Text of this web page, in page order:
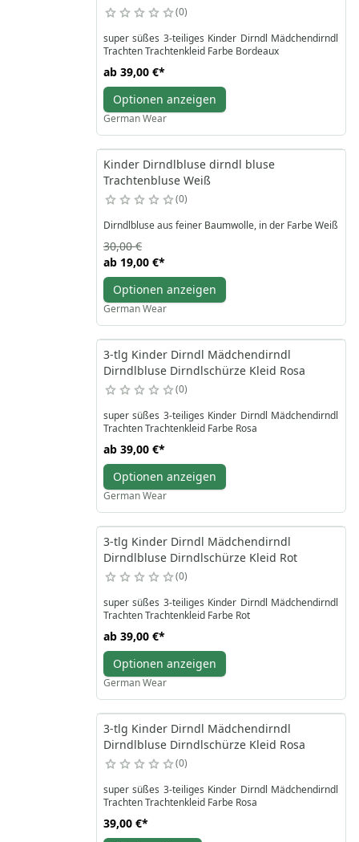
0
super süßes 3-teiliges Kinder Dirndl Mädchendirndl
Trachten Trachtenkleid Farbe Bordeaux
ab 39,00 €*
Optionen anzeigen
German Wear
Kinder Dirndlbluse dirndl bluse
Trachtenbluse Weiß
0
Dirndlbluse aus feiner Baumwolle, in der Farbe Weiß
ab 19,00 €*
30,00 €
Optionen anzeigen
German Wear
3-tlg Kinder Dirndl Mädchendirndl
Dirndlbluse Dirndlschürze Kleid Rosa
0
super süßes 3-teiliges Kinder Dirndl Mädchendirndl
Trachten Trachtenkleid Farbe Rosa
ab 39,00 €*
Optionen anzeigen
German Wear
3-tlg Kinder Dirndl Mädchendirndl
Dirndlbluse Dirndlschürze Kleid Rot
0
super süßes 3-teiliges Kinder Dirndl Mädchendirndl
Trachten Trachtenkleid Farbe Rot
ab 39,00 €*
Optionen anzeigen
German Wear
3-tlg Kinder Dirndl Mädchendirndl
Dirndlbluse Dirndlschürze Kleid Rosa
0
super süßes 3-teiliges Kinder Dirndl Mädchendirndl
Trachten Trachtenkleid Farbe Rosa
39,00 €*